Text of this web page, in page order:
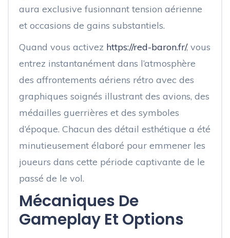
aura exclusive fusionnant tension aérienne
et occasions de gains substantiels.
Quand vous activez https://red-baron.fr/, vous
entrez instantanément dans l’atmosphère
des affrontements aériens rétro avec des
graphiques soignés illustrant des avions, des
médailles guerrières et des symboles
d’époque. Chacun des détail esthétique a été
minutieusement élaboré pour emmener les
joueurs dans cette période captivante de le
passé de le vol.
Mécaniques De
Gameplay Et Options